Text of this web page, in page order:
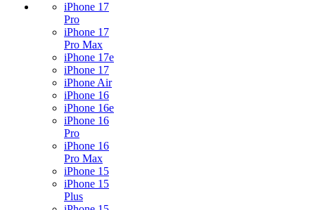
iPhone 17
Pro
iPhone 17
Pro Max
iPhone 17e
iPhone 17
iPhone Air
iPhone 16
iPhone 16e
iPhone 16
Pro
iPhone 16
Pro Max
iPhone 15
iPhone 15
Plus